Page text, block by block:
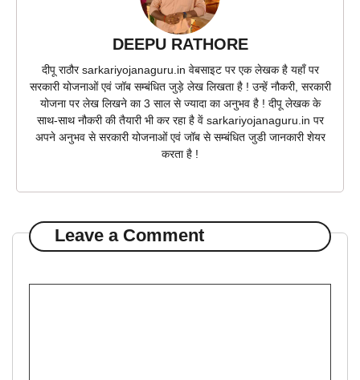
DEEPU RATHORE
दीपू राठौर sarkariyojanaguru.in वेबसाइट पर एक लेखक है यहाँ पर
सरकारी योजनाओं एवं जॉब सम्बंधित जुड़े लेख लिखता है ! उन्हें नौकरी, सरकारी
योजना पर लेख लिखने का 3 साल से ज्यादा का अनुभव है ! दीपू लेखक के
साथ-साथ नौकरी की तैयारी भी कर रहा है वें sarkariyojanaguru.in पर
अपने अनुभव से सरकारी योजनाओं एवं जॉब से सम्बंधित जुडी जानकारी शेयर
करता है !
Leave a Comment